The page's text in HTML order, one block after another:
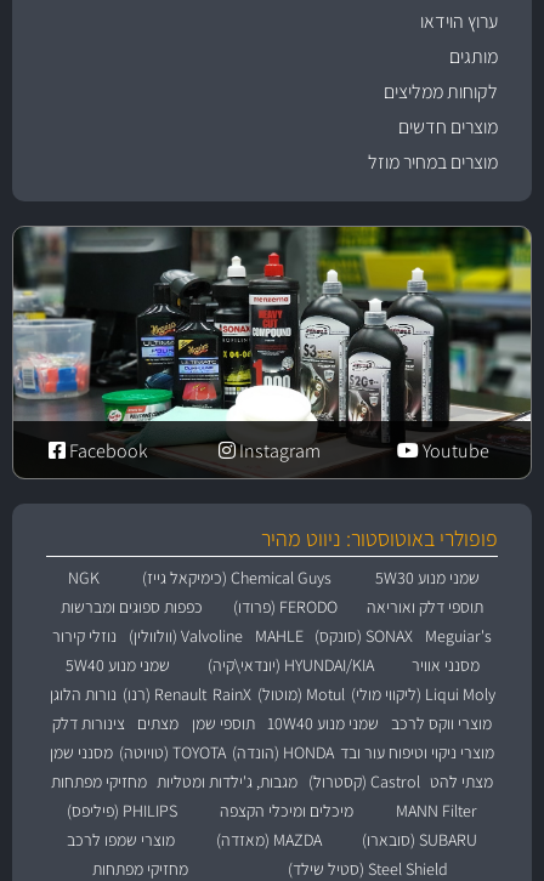
ערוץ הוידאו
מותגים
לקוחות ממליצים
מוצרים חדשים
מוצרים במחיר מוזל
Youtube
Instagram
Facebook
פופולרי באוטוסטור: ניווט מהיר
שמני מנוע 5W30 Chemical Guys (כימיקאל גייז)
NGK
תוספי דלק ואוריאה
FERODO (פרודו)
כפפות ספוגים ומברשות
Meguiar's
SONAX (סונקס) MAHLE Valvoline (וולוולין)
נוזלי קירור
מסנני אוויר
HYUNDAI/KIA (יונדאי\קיה)
שמני מנוע 5W40
Liqui Moly (ליקווי מולי)
Motul (מוטול) RainX Renault (רנו)
נורות הלוגן
מוצרי ווקס לרכב
שמני מנוע 10W40 תוספי שמן מצתים
צינורות דלק
מוצרי ניקוי וטיפוח עור ובד HONDA (הונדה) TOYOTA (טויוטה)
מסנני שמן
מצתי להט Castrol (קסטרול) מגבות, ג'ילדות ומטליות מחזיקי מפתחות
MANN Filter
מיכלים ומיכלי הקצפה
PHILIPS (פיליפס)
SUBARU (סובארו)
MAZDA (מאזדה)
מוצרי שמפו לרכב
Steel Shield (סטיל שילד)
מחזיקי מפתחות